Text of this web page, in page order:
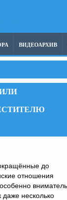
ВИДЕОАРХИВ
до
отношения
даже несколько